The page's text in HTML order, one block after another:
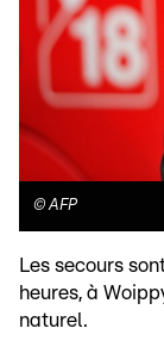
©AFP
Les secours
heures, à
naturel.